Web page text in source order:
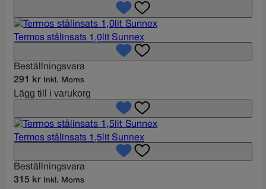
Termos stålinsats 1,0lit Sunnex
Beställningsvara
291 kr Inkl. Moms
Lägg till i varukorg
Termos stålinsats 1,5lit Sunnex
Beställningsvara
315 kr Inkl. Moms